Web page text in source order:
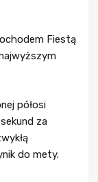
Fiestą
półosi
za
do mety.